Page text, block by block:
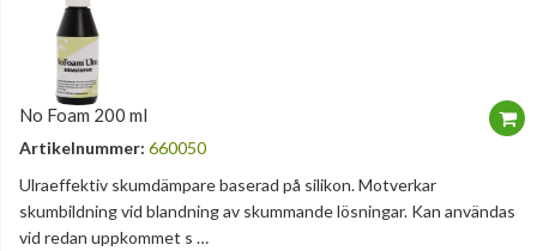
No Foam 200 ml
Artikelnummer: 660050
Ulraeffektiv skumdämpare baserad på silikon. Motverkar
skumbildning vid blandning av skummande lösningar. Kan användas
vid redan uppkommet s …